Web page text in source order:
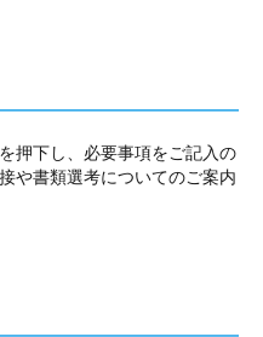
押下し、必要事項をご記入の
や書類選考についてのご案内